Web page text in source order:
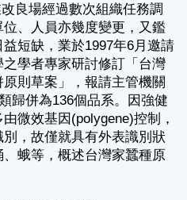
良場經過數次組織任務調
、人員亦幾度變更，又鑑
短缺，業於1997年6月邀請
學者專家研討修訂「台灣
則草案」，報請主管機關
歸併為136個品系。因強健
微效基因(polygene)控制，
，故僅就具有外表識別狀
蛾等，概述台灣家蠶種原